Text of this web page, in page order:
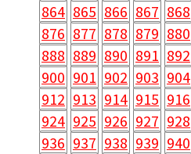
864 865 866 867 868
876 877 878 879 880
888 889 890 891 892
900 901 902 903 904
912 913 914 915 916
924 925 926 927 928
936 937 938 939 940